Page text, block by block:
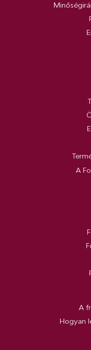
A
A
Hogyan